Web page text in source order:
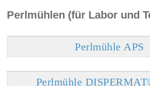
Perlmühlen (für Labor und
Perlmühle APS
Perlmühle